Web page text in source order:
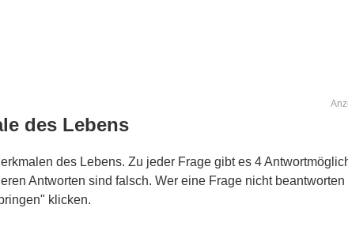
des Lebens
des Lebens. Zu jeder Frage gibt es 4
Antworten sind falsch. Wer eine Frage nicht
klicken.